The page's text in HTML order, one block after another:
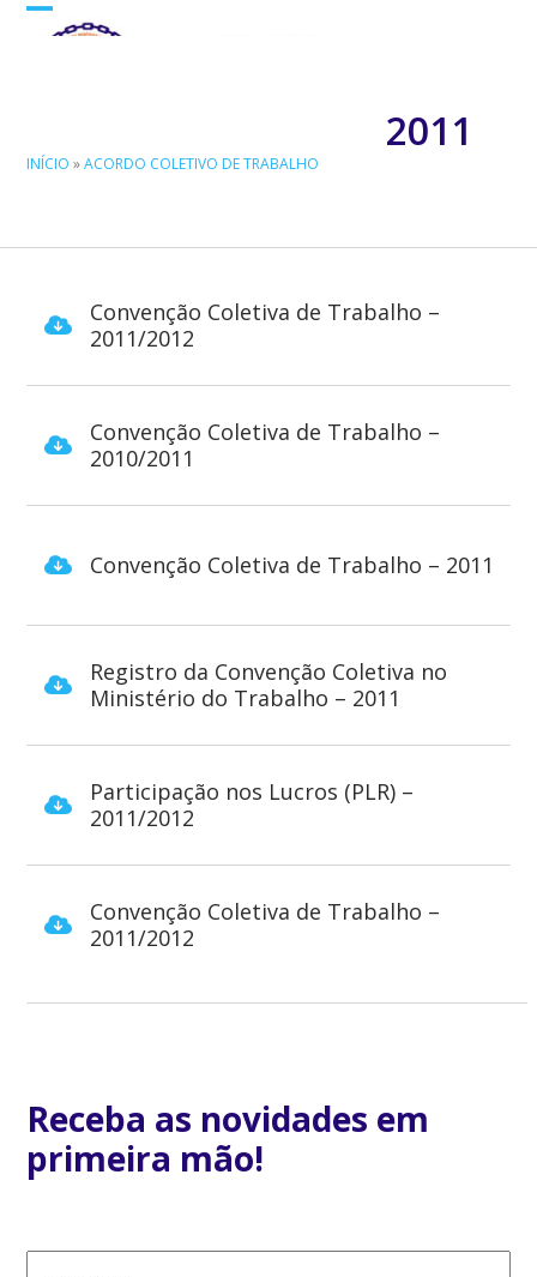
Skip
Open
Close
2011
INÍCIO »ACORDO COLETIVO DE TRABALHO
Convenção Coletiva de Trabalho –
2011/2012
Convenção Coletiva de Trabalho –
2010/2011
Convenção Coletiva de Trabalho – 2011
Registro da Convenção Coletiva no
Ministério do Trabalho – 2011
Participação nos Lucros (PLR) –
2011/2012
Convenção Coletiva de Trabalho –
2011/2012
Receba as novidades em
primeira mão!